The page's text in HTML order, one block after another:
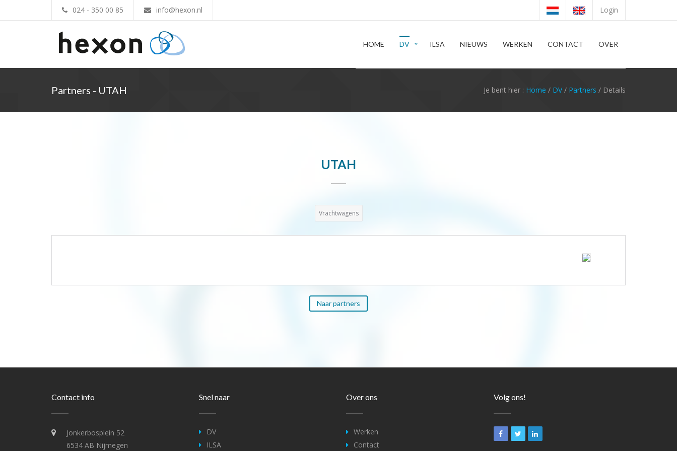
024 - 350 00 85 info@hexon.nl Login
HOME DV ILSA NIEUWS WERKEN CONTACT OVER
Partners - UTAH Je bent hier : Home / DV/ Partners / Details
UTAH
Vrachtwagens
Naar partners
Contact info
Jonkerbosplein 52
6534 AB Nijmegen
Snel naar
DV
ILSA
Over ons
Werken
Contact
Volg ons!